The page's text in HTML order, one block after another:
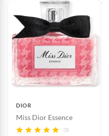
DIOR
Miss Dior Essence
(5)